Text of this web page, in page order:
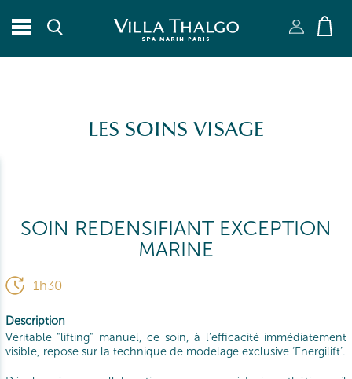
LES SOINS VISAGE
SOIN REDENSIFIANT EXCEPTION
MARINE
1h30
Description
Véritable "lifting" manuel, ce soin, à l’efficacité immédiatement
visible, repose sur la technique de modelage exclusive ‘Energilift’.